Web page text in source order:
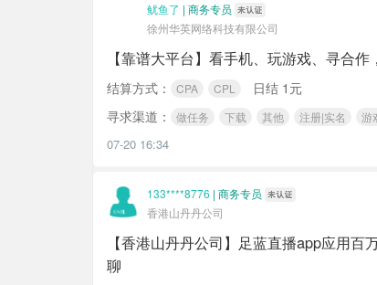
鱿鱼了 | 商务专员
徐州华英网络科技有限公司
【靠谱大平台】看手机、玩游戏、寻合
结算方式： CPA CPL
日结 1元
寻求渠道：
做任务 下载 其他 注册|实名 游
07-20 16:34
133****8776 | 商务专员
香港山丹丹公司
【香港山丹丹公司】足蓝直播app应用
聊